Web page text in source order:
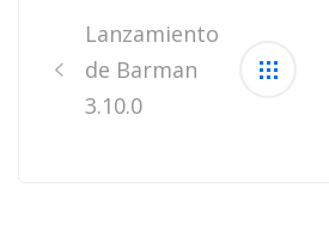
Lanzamiento
de Barman
3.10.0